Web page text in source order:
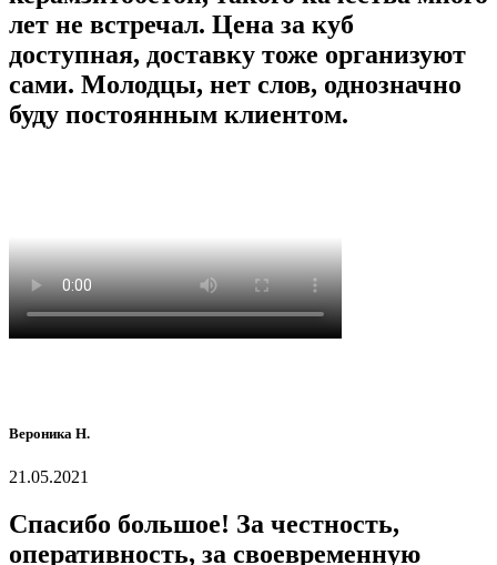
лет не встречал. Цена за куб
доступная, доставку тоже организуют
сами. Молодцы, нет слов, однозначно
буду постоянным клиентом.
Вероника Н.
21.05.2021
Спасибо большое! За честность,
оперативность, за своевременную